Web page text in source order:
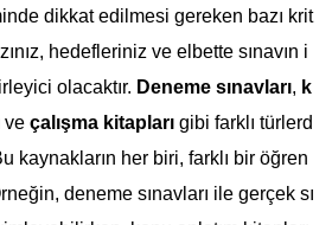
dikkat edilmesi gereken bazı krit
hedefleriniz ve elbette sınavın i
olacaktır. Deneme sınavları, k
ve çalışma kitapları gibi farklı türlerd
kaynakların her biri, farklı bir öğren
deneme sınavları ile gerçek sı